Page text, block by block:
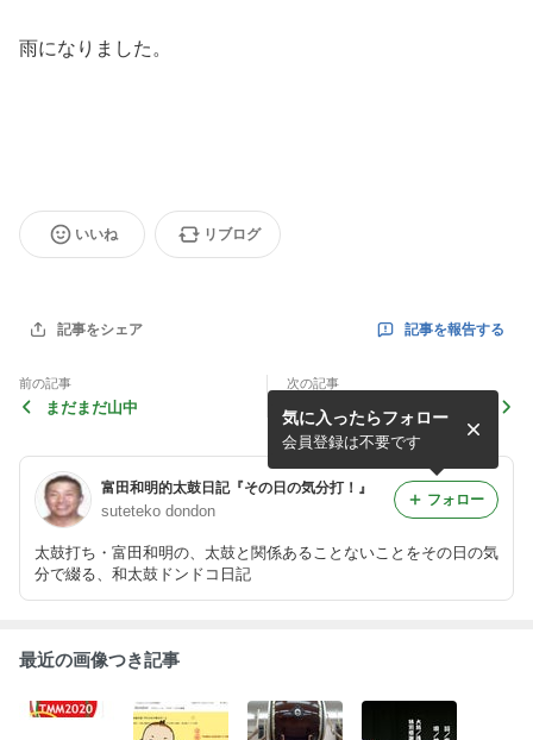
雨になりました。
いいね リブログ
記事をシェア 記事を報告する
前の記事
まだまだ山中
次の記事
歩き遍路、三日目の朝
富田和明的太鼓日記『その日の気分打！』
suteteko dondon
太鼓打ち・富田和明の、太鼓と関係あることないことをその日の気
分で綴る、和太鼓ドンドコ日記
気に入ったらフォロー
会員登録は不要です
フォロー
最近の画像つき記事